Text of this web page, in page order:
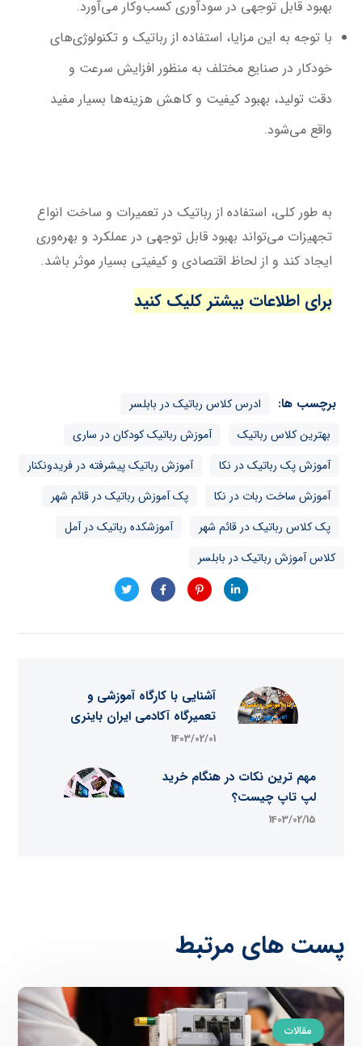
بهبود قابل توجهی در سودآوری کسب‌وکار می‌آورد.
با توجه به این مزایا، استفاده از رباتیک و تکنولوژی‌های
خودکار در صنایع مختلف به منظور افزایش سرعت و
دقت تولید، بهبود کیفیت و کاهش هزینه‌ها بسیار مفید
واقع می‌شود.
به طور کلی، استفاده از رباتیک در تعمیرات و ساخت انواع
تجهیزات می‌تواند بهبود قابل توجهی در عملکرد و بهره‌وری
ایجاد کند و از لحاظ اقتصادی و کیفیتی بسیار موثر باشد.
برای اطلاعات بیشتر کلیک کنید
برچسب ها:
ادرس کلاس رباتیک در بابلسر
بهترین کلاس رباتیک
آموزش رباتیک کودکان در ساری
آموزش پک رباتیک در نکا
آموزش رباتیک پیشرفته در فریدونکنار
آموزش ساخت ربات در نکا
پک آموزش رباتیک در قائم شهر
پک کلاس رباتیک در قائم شهر
آموزشکده رباتیک در آمل
کلاس آموزش رباتیک در بابلسر
آشنایی با کارگاه آموزشی و
تعمیرگاه آکادمی ایران باینری
1403/02/01
مهم ترین نکات در هنگام خرید
لپ تاپ چیست؟
1403/02/15
پست های مرتبط
مقالات